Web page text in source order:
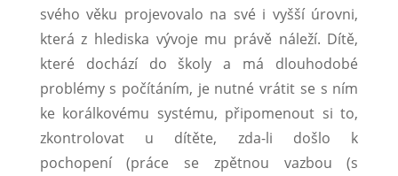
svého věku projevovalo na své i vyšší úrovni,
která z hlediska vývoje mu právě náleží. Dítě,
které dochází do školy a má dlouhodobé
problémy s počítáním, je nutné vrátit se s ním
ke korálkovému systému, připomenout si to,
zkontrolovat u dítěte, zda-li došlo k
pochopení (práce se zpětnou vazbou (s